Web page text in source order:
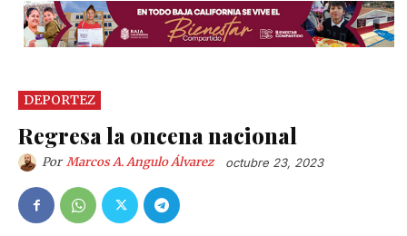
DEPORTEZ
Regresa la oncena nacional
Por Marcos A. Angulo Álvarez octubre 23, 2023